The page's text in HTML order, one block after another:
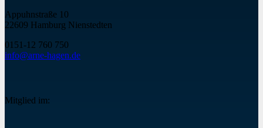
Appuhnstraße 10
22609 Hamburg Nienstedten
0151-12 760 750
info@arne-hagen.de
Mitglied im: